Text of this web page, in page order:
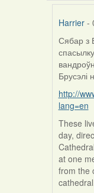
Harrier-
In
reply
to
by
Harrier
Сябар з
Брусэлі
http://
lang=en
These
day,
at one
from the